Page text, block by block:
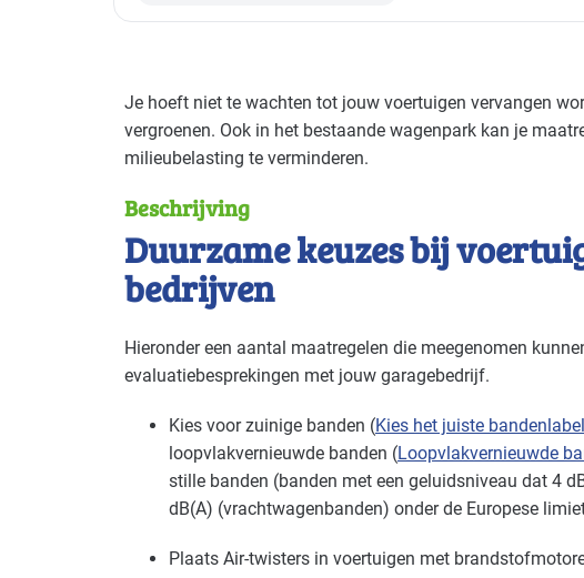
Toepasbaar voor branches
Deze maatregel is vaak toepasbaar in de volgende
Bouw - bouw/infra
Bouw - schilders en onderhoud Basis
Cultuur - overig
Handel en distributie Basis
Industrie - papier en karton(waren) Basis
Kantoren Basis
Natwasserijen Basis
Je hoeft niet te wachten tot jouw voertuigen vervangen
vergroenen. Ook in het bestaande wagenpark kan je
milieubelasting te verminderen.
Beschrijving
Duurzame keuzes bij
bedrijven
Hieronder een aantal maatregelen die meegenomen
evaluatiebesprekingen met jouw garagebedrijf.
Kies voor zuinige banden (Kies het juiste
loopvlakvernieuwde banden (Loopvlakvernieuwde
stille banden (banden met een geluidsniveau dat 4
dB(A) (vrachtwagenbanden) onder de Europese
Plaats Air-twisters in voertuigen met